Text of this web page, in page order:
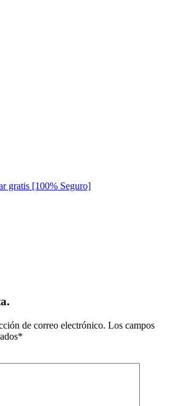
gratis [100% Seguro]
de correo electrónico. Los campos
*